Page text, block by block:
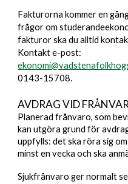
Fakturorna kommer en
frågor om
fakturor ska du alltid
Kontakt e-post:
0143-15708.
AVDRAG VID
Planerad frånvaro, som
kan utgöra grund för
uppfylls: det ska röra sig
minst en vecka och ska
Sjukfrånvaro ger normalt